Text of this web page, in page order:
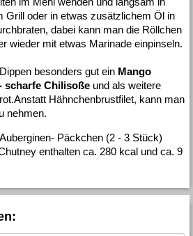
Grill oder in etwas zusätzlichem Öl in
dabei kann man die Röllchen
wieder mit etwas Marinade einpinseln.
besonders gut ein Mango
scharfe Chilisoße und als weitere
Hähnchenbrustfilet, kann man
nehmen.
Päckchen (2 - 3 Stück)
enthalten ca. 280 kcal und ca. 9